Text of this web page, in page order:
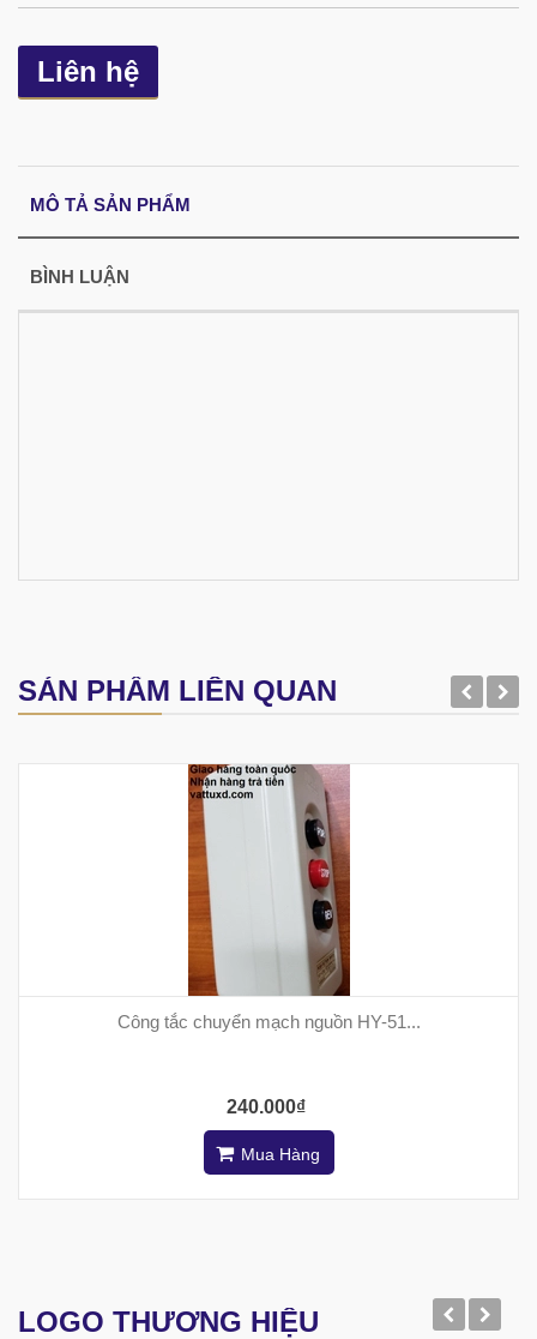
Liên hệ
MÔ TẢ SẢN PHẨM
BÌNH LUẬN
SẢN PHẨM LIÊN QUAN
Công tắc chuyển mạch nguồn HY-51...
240.000₫
Mua Hàng
LOGO THƯƠNG HIỆU